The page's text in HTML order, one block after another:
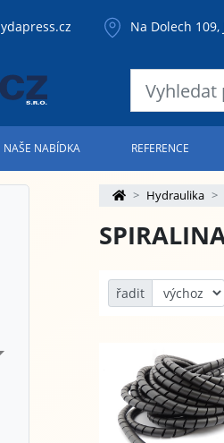
Na Dolech 109,
NAŠE NABÍDKA REFERENCE
Hydraulika
řadit